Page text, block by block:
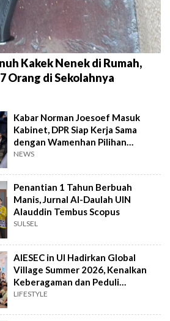
Kakek Nenek di Rumah,
Orang di Sekolahnya
Kabar Norman Joesoef Masuk
Kabinet, DPR Siap Kerja Sama
dengan Wamenhan Pilihan
Prabowo
NEWS
Penantian 1 Tahun Berbuah
Manis, Jurnal Al-Daulah UIN
Alauddin Tembus Scopus
SULSEL
AIESEC in UI Hadirkan Global
Village Summer 2026, Kenalkan
Keberagaman dan Peduli
Lingkungan
LIFESTYLE